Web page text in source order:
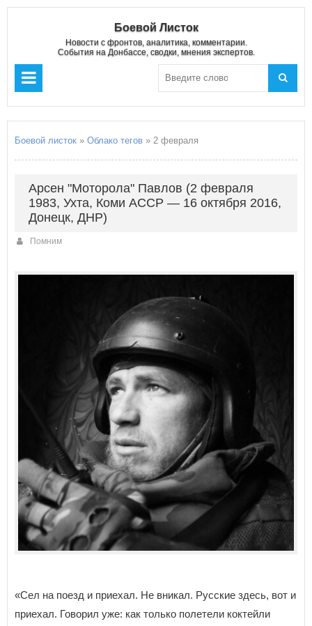
Боевой Листок
Новости с фронтов, аналитика, комментарии.
События на Донбассе, сводки, мнения экспертов.
Боевой листок » Облако тегов » 2 февраля
Арсен "Моторола" Павлов (2 февраля
1983, Ухта, Коми АССР — 16 октября 2016,
Донецк, ДНР)
Помним
«Сел на поезд и приехал. Не вникал. Русские здесь, вот и
приехал. Говорил уже: как только полетели коктейли